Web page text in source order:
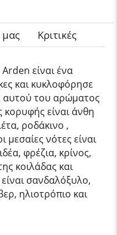
μας Κριτικές
είναι ένα
και κυκλοφόρησε
αυτού του αρώματος
κορυφής είναι άνθη
ροδάκινο ,
μεσαίες νότες είναι
φρέζια, κρίνος,
κοιλάδας και
σανδαλόξυλο,
ηλιοτρόπιο και